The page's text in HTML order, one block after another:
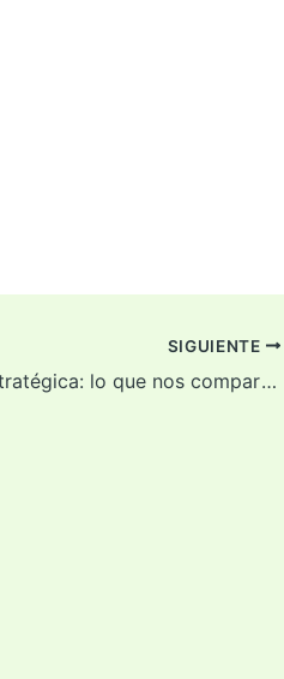
SIGUIENTE
Ciberseguridad, liderazgo y visión estratégica: lo que nos compartió el CISO de Fibra Uno